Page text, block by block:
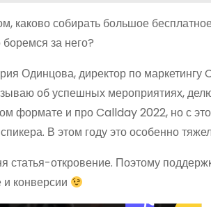
каково собирать большое
за него?
Одинцова, директор по
об успешных мероприятиях,
формате и про Callday 2022, но с
В этом году это особенно
статья-откровение. Поэтому
конверсии